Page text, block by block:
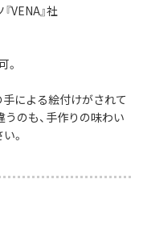
VENA』社
。
による絵付けがされて
のも、手作りの味わい
。